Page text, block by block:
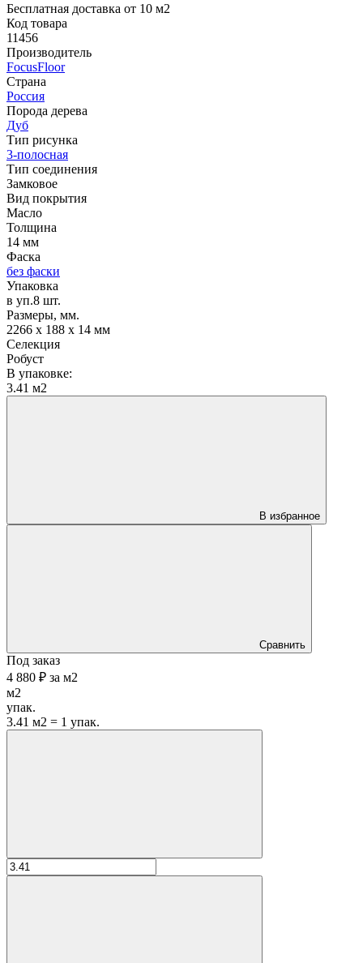
Бесплатная доставка от 10 м2
Код товара
11456
Производитель
FocusFloor
Страна
Россия
Порода дерева
Дуб
Тип рисунка
3-полосная
Тип соединения
Замковое
Вид покрытия
Масло
Толщина
14 мм
Фаска
без фаски
Упаковка
в уп.8 шт.
Размеры, мм.
2266 х 188 х 14 мм
Селекция
Робуст
В упаковке:
3.41 м2
В избранное
Сравнить
Под заказ
4 880 ₽ за м2
м2
упак.
3.41 м2 = 1 упак.